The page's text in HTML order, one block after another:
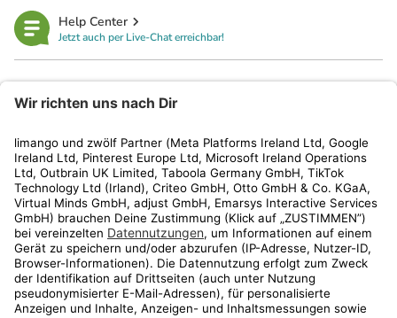
Help Center
Jetzt auch per Live-Chat erreichbar!
Kundenservice
Shop
Aktionen
Travel